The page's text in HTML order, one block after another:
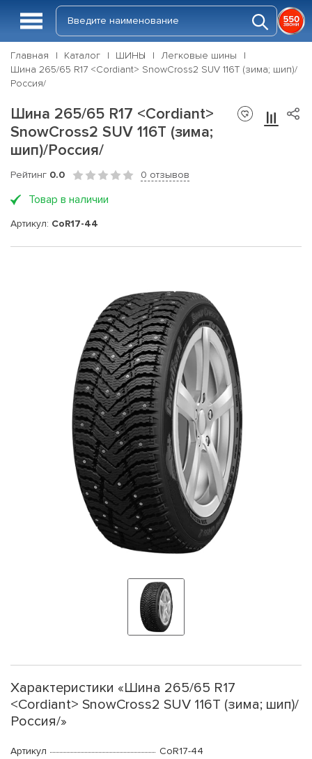
Главная Каталог ШИНЫ
Легковые шины
Шина 265/65 R17 <Cordiant> SnowCross2 SUV 116Т (зима; шип)/
Россия/
Шина 265/65 R17 <Cordiant>
SnowCross2 SUV 116Т (зима;
шип)/Россия/
Рейтинг 0.0 0 отзывов
Товар в наличии
Артикул: CoR17-44
Характеристики «Шина 265/65 R17
<Cordiant> SnowCross2 SUV 116Т (зима; шип)/
Россия/»
Артикул
CoR17-44